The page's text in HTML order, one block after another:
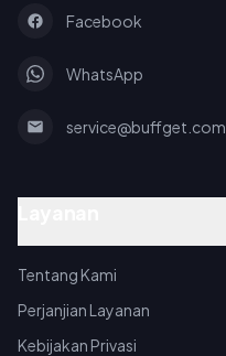
Facebook
WhatsApp
service@buffget.com
Tentang Kami
Perjanjian Layanan
Kebijakan Privasi